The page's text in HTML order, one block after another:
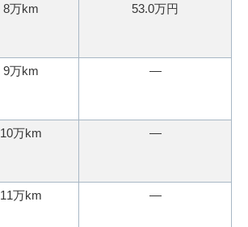
8万km 53.0万円
9万km ―
10万km ―
11万km ―